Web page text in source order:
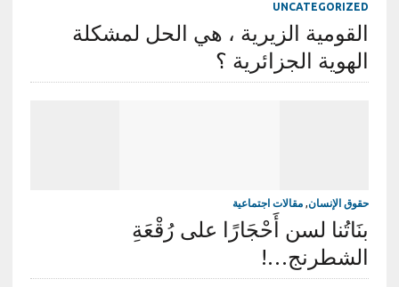
UNCATEGORIZED
القومية الزيرية ، هي الحل لمشكلة
الهوية الجزائرية ؟
حقوق الإنسان, مقالات اجتماعية
بنَاتُنا لسن أَحْجَارًا على رُقْعَةِ
الشطرنج…!